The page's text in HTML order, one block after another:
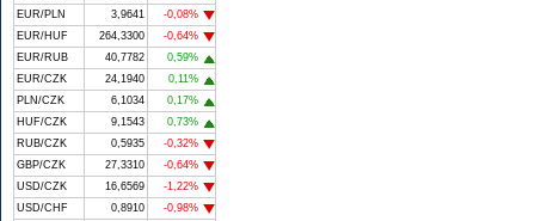
EUR/PLN
3,9641
-0,08%
EUR/HUF
264,3300
-0,64%
EUR/RUB
40,7782
0,59%
EUR/CZK
24,1940
0,11%
PLN/CZK
6,1034
0,17%
HUF/CZK
9,1543
0,73%
RUB/CZK
0,5935
-0,32%
GBP/CZK
27,3310
-0,64%
USD/CZK
16,6569
-1,22%
USD/CHF
0,8910
-0,98%